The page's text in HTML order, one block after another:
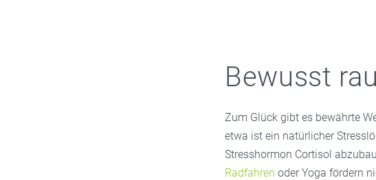
Bewusst
Zum Glück gibt es bewährte
etwa ist ein natürlicher
Stresshormon Cortisol
Radfahren oder Yoga fördern